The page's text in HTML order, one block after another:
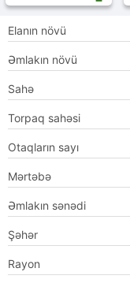
Elanın növü
Əmlakın növü
Sahə
Torpaq sahəsi
Otaqların sayı
Mərtəbə
Əmlakın sənədi
Şəhər
Rayon